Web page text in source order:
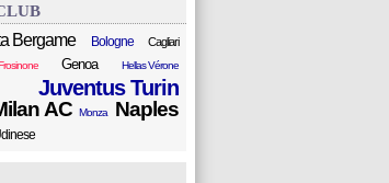
Bergame Bologne
Cagliari
Genoa Hellas Vérone
Juventus Turin
AC Monza Naples